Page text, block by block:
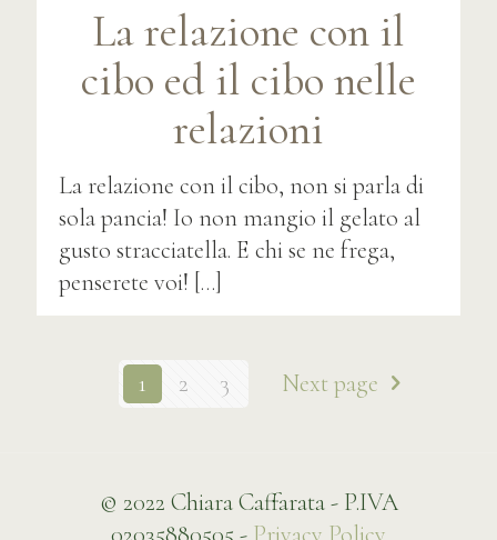
La relazione con il
cibo ed il cibo nelle
relazioni
La relazione con il cibo, non si parla di
sola pancia! Io non mangio il gelato al
gusto stracciatella. E chi se ne frega,
penserete voi! […]
1 2 3 Next page
© 2022 Chiara Caffarata - P.IVA
02035880505 - Privacy Policy